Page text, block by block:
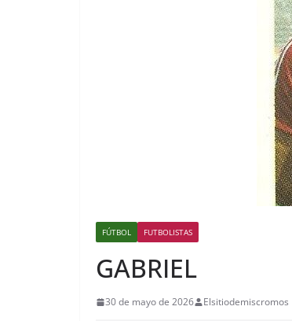
FÚTBOL FUTBOLISTAS
GABRIEL
30 de mayo de 2026 Elsitiodemiscromos